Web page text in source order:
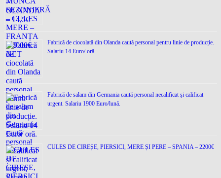
Fabrică de ciocolată din Olanda caută personal pentru linie de producție.
Salariu 14 Euro/ oră.
Fabrică de salam din Germania caută personal necalificat și calificat
urgent. Salariu 1900 Euro/lună.
CULES DE CIREȘE, PIERSICI, MERE ȘI PERE – SPANIA – 2200€